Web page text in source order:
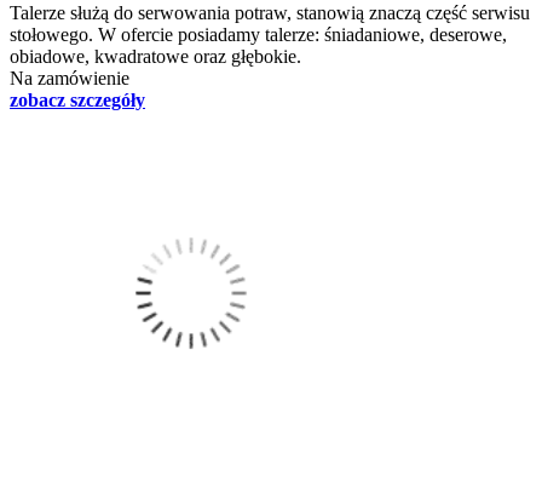
Talerze służą do serwowania potraw, stanowią znaczą część serwisu
stołowego. W ofercie posiadamy talerze: śniadaniowe, deserowe,
obiadowe, kwadratowe oraz głębokie.
Na zamówienie
zobacz szczegóły